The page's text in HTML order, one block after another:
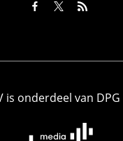
is onderdeel van